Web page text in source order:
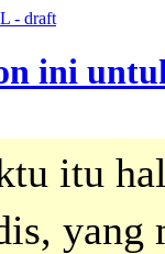
- draft
itu